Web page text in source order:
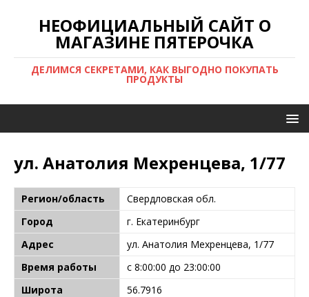
НЕОФИЦИАЛЬНЫЙ САЙТ О
МАГАЗИНЕ ПЯТЕРОЧКА
ДЕЛИМСЯ СЕКРЕТАМИ, КАК ВЫГОДНО ПОКУПАТЬ
ПРОДУКТЫ
ул. Анатолия Мехренцева, 1/77
Регион/область
Свердловская обл.
Город
г. Екатеринбург
Адрес
ул. Анатолия Мехренцева, 1/77
Время работы
с 8:00:00 до 23:00:00
Широта
56.7916